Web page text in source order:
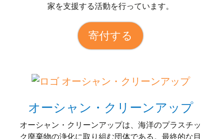
家を支援する活動を行っています。
寄付する
オーシャン・クリーンアップ
オーシャン・クリーンアップは、海洋のプラスチッ
ク廃棄物の浄化に取り組む団体である。最終的な目